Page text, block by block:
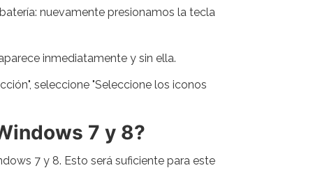
nuevamente presionamos la tecla
inmediatamente y sin ella.
seleccione "Seleccione los iconos
7 y 8?
7 y 8. Esto será suficiente para este